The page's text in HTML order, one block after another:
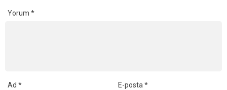
Yorum *
Ad * E-posta*